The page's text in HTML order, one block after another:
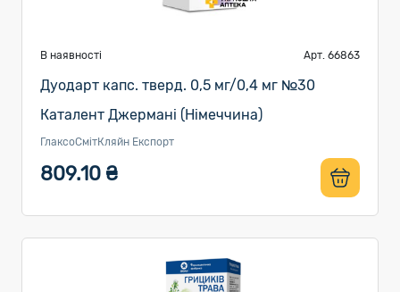
В наявності Арт. 66863
Дуодарт капс. тверд. 0,5 мг/0,4 мг №30
Каталент Джермані (Німеччина)
ГлаксоСмітКляйн Експорт
809.10 ₴